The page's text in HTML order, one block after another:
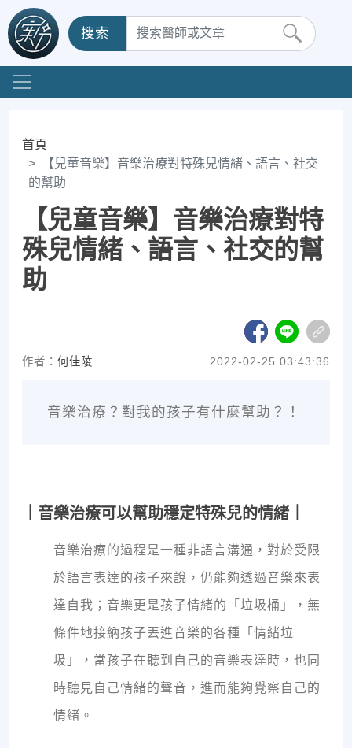
搜索
首頁
【兒童音樂】音樂治療對特殊兒情緒、語言、社交
的幫助
【兒童音樂】音樂治療對特
殊兒情緒、語言、社交的幫
助
作者： 何佳陵 2022-02-25 03:43:36
音樂治療？對我的孩子有什麼幫助？！
｜音樂治療可以幫助穩定特殊兒的情緒｜
音樂治療的過程是一種非語言溝通，對於受限
於語言表達的孩子來說，仍能夠透過音樂來表
達自我；音樂更是孩子情緒的「垃圾桶」，無
條件地接納孩子丟進音樂的各種「情緒垃
圾」，當孩子在聽到自己的音樂表達時，也同
時聽見自己情緒的聲音，進而能夠覺察自己的
情緒。